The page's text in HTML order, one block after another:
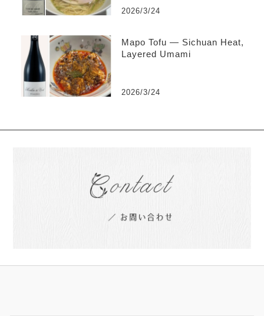
2026/3/24
Mapo Tofu — Sichuan Heat,
Layered Umami
2026/3/24